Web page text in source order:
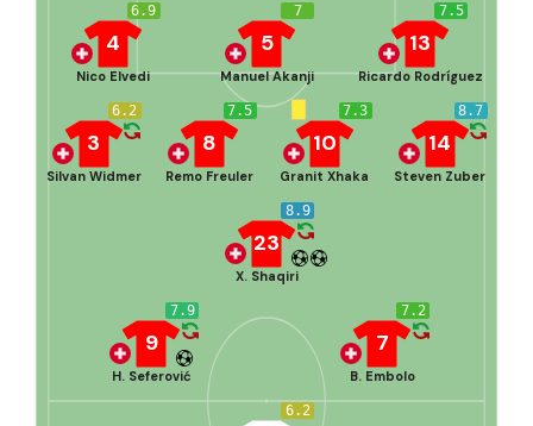
7.5
13
Ricardo Rodríguez
7
5
Manuel Akanji
6.9
4
Nico Elvedi
8.7
14
Steven Zuber
7.3
10
Granit Xhaka
7.5
8
Remo Freuler
6.2
3
Silvan Widmer
8.9
23
X. Shaqiri
7.2
7
B. Embolo
7.9
9
H. Seferović
6.2